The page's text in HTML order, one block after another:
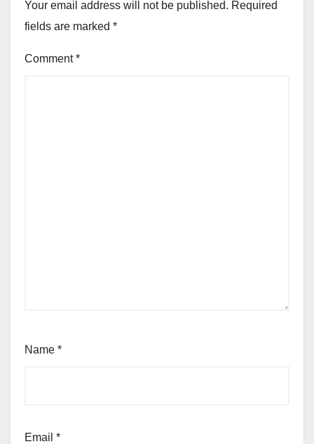
Your email address will not be published. Required
fields are marked *
Comment*
Name *
Email *